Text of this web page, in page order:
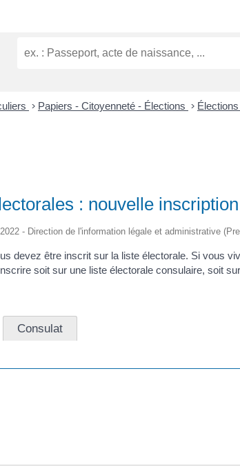
> Papiers - Citoyenneté - Élections > Élections
: nouvelle inscription
- Direction de l'information légale et administrative
devez être inscrit sur la liste électorale. Si vous
soit sur une liste électorale consulaire, soit
Consulat